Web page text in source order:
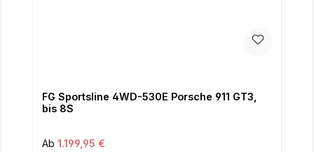
FG Sportsline 4WD-530E Porsche 911 GT3,
bis 8S
Regulärer Preis:
Ab 1.199,95 €